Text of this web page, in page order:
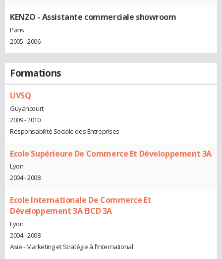
KENZO - Assistante commerciale showroom
Paris
2005 - 2006
Formations
UVSQ
Guyancourt
2009 - 2010
Responsabilité Sociale des Entreprises
Ecole Supérieure De Commerce Et Développement 3A
Lyon
2004 - 2008
Ecole Internationale De Commerce Et
Développement 3A EICD 3A
Lyon
2004 - 2008
Asie - Marketing et Stratégie à l'international